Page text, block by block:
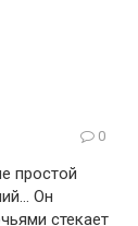
0
простой
Он
стекает